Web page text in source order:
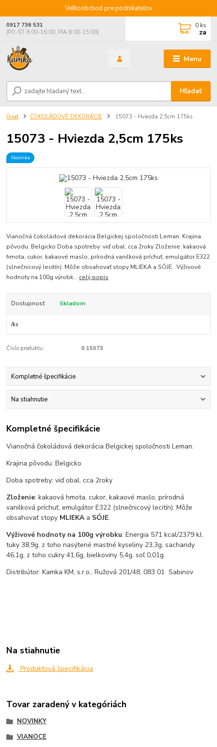
Veľkoobchod pre podnikateľov
Menu
Hľadať
0917 736 531
(PO-ŠT 8:00-16:00, PIA 8:00-15:00)
0 ks
za
Úvod ČOKOLÁDOVÉ DEKORÁCIE 15073 - Hviezda 2,5cm 175ks
15073 - Hviezda 2,5cm 175ks
Novinka
Vianočná čokoládová dekorácia Belgickej spoločnosti Leman. Krajina
pôvodu: Belgicko Doba spotreby: viď obal, cca 2roky Zloženie: kakaová
hmota, cukor, kakaové maslo, prírodná vanilková príchuť, emulgátor E322
(slnečnicový lecitín). Môže obsahovať stopy MLIEKA a SÓJE. Výživové
hodnoty na 100g výrobk... celý popis
Dostupnosť Skladom
/ks
Číslo produktu: 0 15073
Kompletné špecifikácie
Na stiahnutie
Kompletné špecifikácie
Vianočná čokoládová dekorácia Belgickej spoločnosti Leman.
Krajina pôvodu: Belgicko
Doba spotreby: viď obal, cca 2roky
Zloženie: kakaová hmota, cukor, kakaové maslo, prírodná
vanilková príchuť, emulgátor E322 (slnečnicový lecitín). Môže
obsahovať stopy MLIEKAa SÓJE.
Výživové hodnoty na 100g výrobku: Energia 571 kcal/2379 kJ,
tuky 38,9g, z toho nasýtené mastné kyseliny 23,3g, sacharidy
46,1g, z toho cukry 41,6g, bielkoviny 5,4g, soľ 0,01g.
Distribútor: Kamka KM, s.r.o., Ružová 201/48, 083 01 Sabinov
Na stiahnutie
Produktová špecifikácia
Tovar zaradený v kategóriách
NOVINKY
VIANOCE